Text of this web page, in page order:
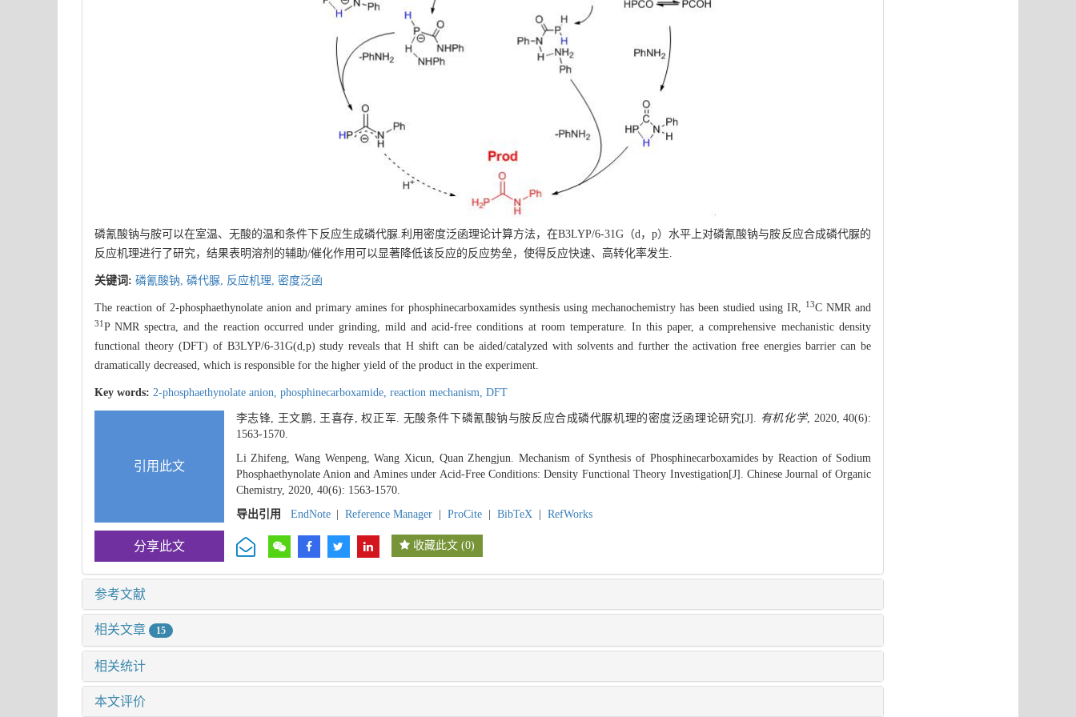
磷氰酸钠与胺可以在室温、无酸的温和条件下反应生成磷代脲.利用密度泛函理论计算方法，在B3LYP/6-31G（d，p）水平上对磷氰酸钠与胺反应合成磷代脲的
反应机理进行了研究，结果表明溶剂的辅助/催化作用可以显著降低该反应的反应势垒，使得反应快速、高转化率发生.
关键词: 磷氰酸钠, 磷代脲, 反应机理, 密度泛函
The reaction of 2-phosphaethynolate anion and primary amines for phosphinecarboxamides synthesis using mechanochemistry has been studied using IR, 13C NMR and
31 P NMR spectra, and the reaction occurred under grinding, mild and acid-free conditions at room temperature. In this paper, a comprehensive mechanistic density
functional theory (DFT) of B3LYP/6-31G(d,p) study reveals that H shift can be aided/catalyzed with solvents and further the activation free energies barrier can be
dramatically decreased, which is responsible for the higher yield of the product in the experiment.
Key words: 2-phosphaethynolate anion, phosphinecarboxamide, reaction mechanism, DFT
引用此文
李志锋, 王文鹏, 王喜存, 权正军. 无酸条件下磷氰酸钠与胺反应合成磷代脲机理的密度泛函理论研究[J]. 有机化学, 2020, 40(6):
1563-1570.
Li Zhifeng, Wang Wenpeng, Wang Xicun, Quan Zhengjun. Mechanism of Synthesis of Phosphinecarboxamides by Reaction of Sodium
Phosphaethynolate Anion and Amines under Acid-Free Conditions: Density Functional Theory Investigation[J]. Chinese Journal of Organic
Chemistry, 2020, 40(6): 1563-1570.
导出引用
EndNote Reference Manager ProCite BibTeX RefWorks
分享此文 收藏此文 (0)
参考文献
相关文章 15
相关统计
本文评价